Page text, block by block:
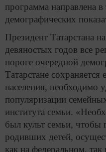
программа направлена
демографических
Президент Татарстана
девяностых годов все
пороге очередной
Татарстане сохраняется
населения, необходимо
популяризации
института семьи.
был культ семьи,
родивших детей,
как на федеральном,